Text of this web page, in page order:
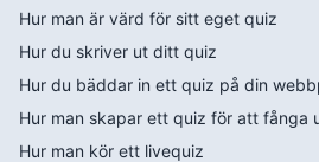
Hur man är värd för sitt eget quiz
Hur du skriver ut ditt quiz
Hur du bäddar in ett quiz på din
Hur man skapar ett quiz för att fånga
Hur man kör ett livequiz